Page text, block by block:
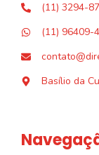
(11) 3294-
(11) 96409-
Basílio da